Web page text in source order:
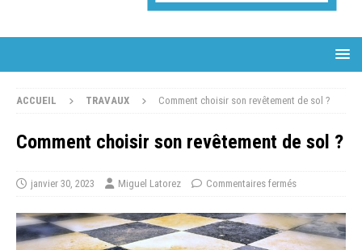
ACCUEIL TRAVAUX Comment choisir son revêtement de sol ?
Comment choisir son revêtement de sol ?
janvier 30, 2023 Miguel Latorez Commentaires fermés